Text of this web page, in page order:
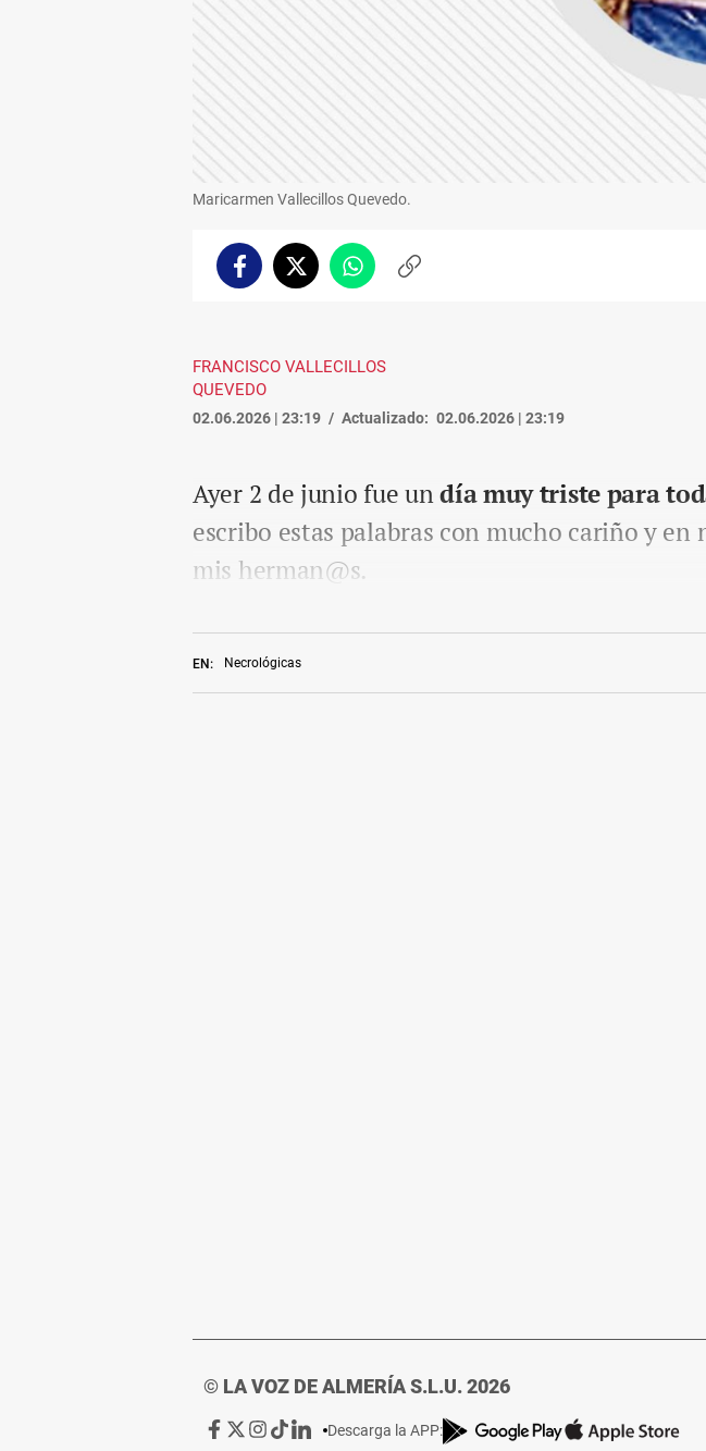
Maricarmen Vallecillos Quevedo.
FacebookTwitterWhatsappCopiar
FRANCISCO VALLECILLOS
QUEVEDO
02.06.2026 | 23:19 Actualizado: 02.06.2026 | 23:19
EN: Necrológicas
Ayer 2 de junio fue undía muy triste para
escribo estas palabras con mucho cariño y en
mis herman@s.
© LA VOZ DE ALMERÍA S.L.U. 2026
Ir
Ir
Ir Ir Ir
Descarga la APP: